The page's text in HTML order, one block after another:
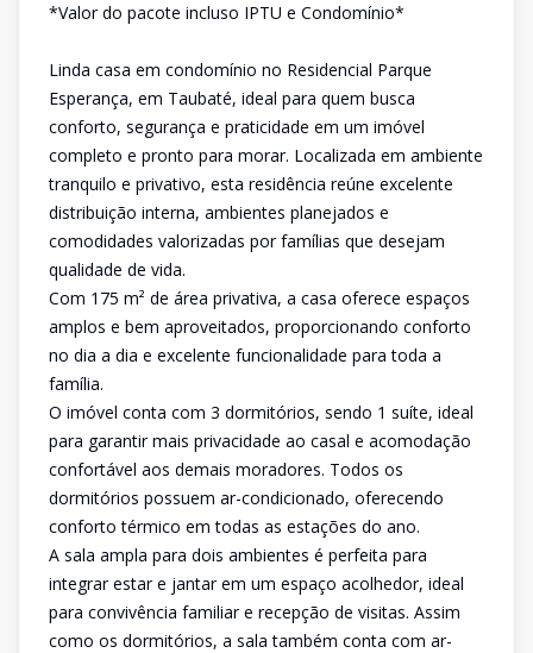
*Valor do pacote incluso IPTU e Condomínio*
Linda casa em condomínio no Residencial Parque
Esperança, em Taubaté, ideal para quem busca
conforto, segurança e praticidade em um imóvel
completo e pronto para morar. Localizada em ambiente
tranquilo e privativo, esta residência reúne excelente
distribuição interna, ambientes planejados e
comodidades valorizadas por famílias que desejam
qualidade de vida.
Com 175 m² de área privativa, a casa oferece espaços
amplos e bem aproveitados, proporcionando conforto
no dia a dia e excelente funcionalidade para toda a
família.
O imóvel conta com 3 dormitórios, sendo 1 suíte, ideal
para garantir mais privacidade ao casal e acomodação
confortável aos demais moradores. Todos os
dormitórios possuem ar-condicionado, oferecendo
conforto térmico em todas as estações do ano.
A sala ampla para dois ambientes é perfeita para
integrar estar e jantar em um espaço acolhedor, ideal
para convivência familiar e recepção de visitas. Assim
como os dormitórios, a sala também conta com ar-